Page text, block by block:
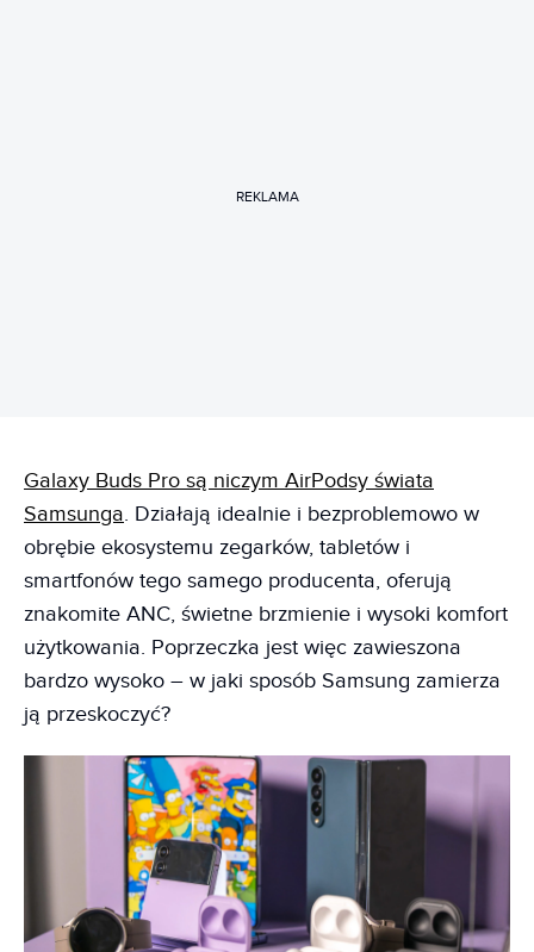
REKLAMA
Galaxy Buds Pro są niczym AirPodsy świata
Samsunga. Działają idealnie i bezproblemowo w
obrębie ekosystemu zegarków, tabletów i
smartfonów tego samego producenta, oferują
znakomite ANC, świetne brzmienie i wysoki komfort
użytkowania. Poprzeczka jest więc zawieszona
bardzo wysoko – w jaki sposób Samsung zamierza
ją przeskoczyć?